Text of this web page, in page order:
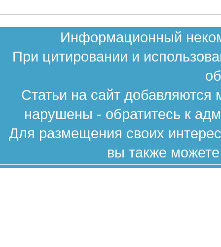
Информационный
При цитировании и
Статьи на сайт
нарушены - обратитесь к
Для размещения своих
вы также